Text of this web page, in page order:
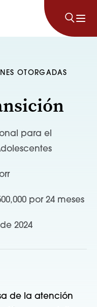
OTORGADAS
para el
por 24 meses
2024
de la atención